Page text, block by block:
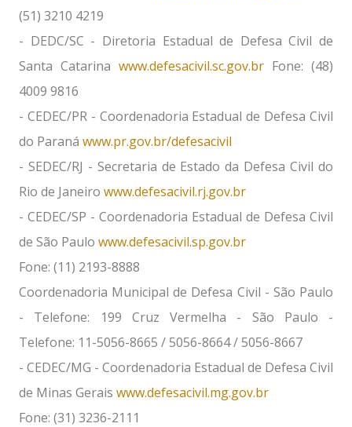
(51) 3210 4219
- DEDC/SC - Diretoria Estadual de Defesa Civil de
Santa Catarina www.defesacivil.sc.gov.br Fone: (48)
4009 9816
- CEDEC/PR - Coordenadoria Estadual de Defesa Civil
do Paraná www.pr.gov.br/defesacivil
- SEDEC/RJ - Secretaria de Estado da Defesa Civil do
Rio de Janeiro www.defesacivil.rj.gov.br
- CEDEC/SP - Coordenadoria Estadual de Defesa Civil
de São Paulo www.defesacivil.sp.gov.br
Fone: (11) 2193-8888
Coordenadoria Municipal de Defesa Civil - São Paulo
- Telefone: 199 Cruz Vermelha - São Paulo -
Telefone: 11-5056-8665 / 5056-8664 / 5056-8667
- CEDEC/MG - Coordenadoria Estadual de Defesa Civil
de Minas Gerais www.defesacivil.mg.gov.br
Fone: (31) 3236-2111